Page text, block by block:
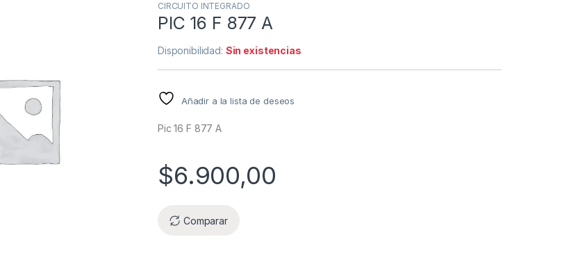
CIRCUITO INTEGRADO
PIC 16 F 877 A
Disponibilidad: Sin existencias
Añadir a la lista de deseos
Pic 16 F 877 A
$6.900,00
Comparar